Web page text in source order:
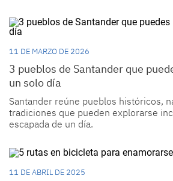
11 DE MARZO DE 2026
3 pueblos de Santander que
un solo día
Santander reúne pueblos históricos,
tradiciones que pueden explorarse
escapada de un día.
11 DE ABRIL DE 2025